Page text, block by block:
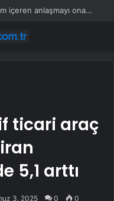
Allegiant Air pilotları yüzde 40 zam içeren anlaşmayı onayladı
ticari araç
5,1 arttı
3, 2025 0 0